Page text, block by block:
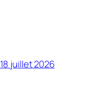
18 juillet 2026